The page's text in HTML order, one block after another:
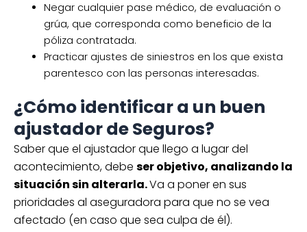
Negar cualquier pase médico, de evaluación o
grúa, que corresponda como beneficio de la
póliza contratada.
Practicar ajustes de siniestros en los que exista
parentesco con las personas interesadas.
¿Cómo identificar a un buen
ajustador de Seguros?
Saber que el ajustador que llego a lugar del
acontecimiento, debe ser objetivo, analizando la
situación sin alterarla.Va a poner en sus
prioridades al aseguradora para que no se vea
afectado (en caso que sea culpa de él).